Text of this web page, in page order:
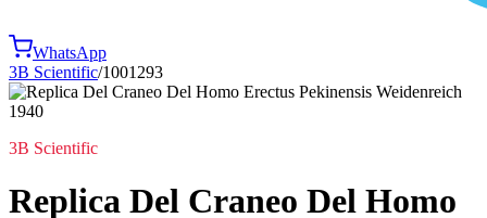
WhatsApp
3B Scientific/1001293
3B Scientific
Replica Del Craneo Del Homo